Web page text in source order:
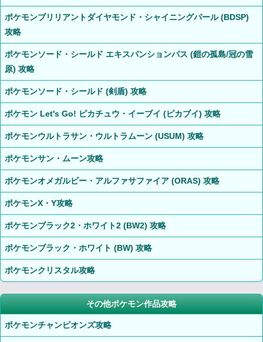
ポケモンブリリアントダイヤモンド・シャイニングパール (BDSP)
攻略
ポケモンソード・シールド エキスパンションパス (鎧の孤島/冠の雪
原) 攻略
ポケモンソード・シールド (剣盾) 攻略
ポケモン Let's Go! ピカチュウ・イーブイ (ピカブイ) 攻略
ポケモンウルトラサン・ウルトラムーン (USUM) 攻略
ポケモンサン・ムーン攻略
ポケモンオメガルビー・アルファサファイア (ORAS) 攻略
ポケモンX・Y攻略
ポケモンブラック2・ホワイト2 (BW2) 攻略
ポケモンブラック・ホワイト (BW) 攻略
ポケモンクリスタル攻略
その他ポケモン作品攻略
ポケモンチャンピオンズ攻略